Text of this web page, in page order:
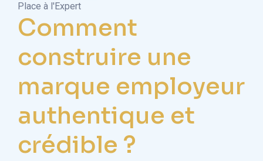
Place à l'Expert
Comment
construire une
marque employeur
authentique et
crédible ?